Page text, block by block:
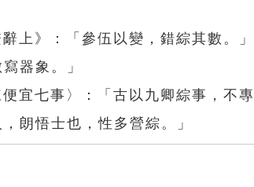
上》：「參伍以變，錯綜其數。
器象。」
宜七事〉：「古以九卿綜事，不
朗悟士也，性多營綜。」